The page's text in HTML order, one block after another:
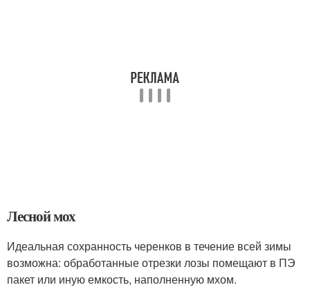
Лесной мох
Идеальная сохранность черенков в течение всей зимы
возможна: обработанные отрезки лозы помещают в ПЭ
пакет или иную емкость, наполненную мхом.